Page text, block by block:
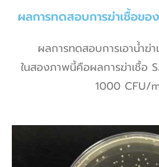
ผลการทดสอบการฆ่าเชื้อขอ
ผลการทดสอบการเอาน้ำฆ่
ในสองภาพนี้คือผลการฆ่าเชื้อ
1000 CFU/